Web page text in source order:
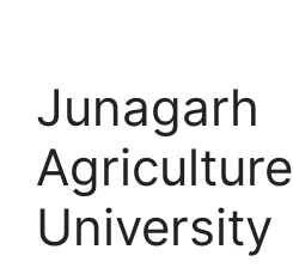
Junagarh
Agriculture
University